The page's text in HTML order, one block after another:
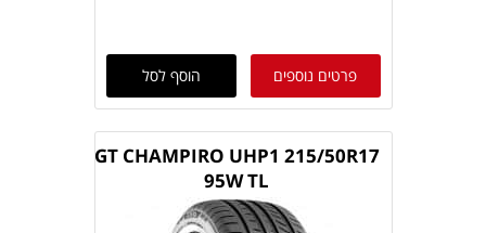
פרטים נוספים הוסף לסל
GT CHAMPIRO UHP1 215/50R17
95W TL